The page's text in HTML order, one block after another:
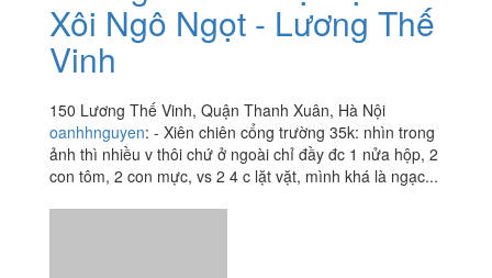
150 Lương Thế Vinh, Quận Thanh Xuân, Hà Nội
oanhhnguyen
con tôm, 2 con mực, vs 2 4 c lặt vặt, mình khá là ngạc...